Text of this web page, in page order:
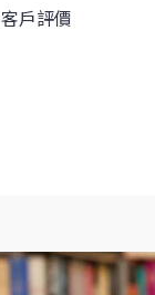
客戶評價